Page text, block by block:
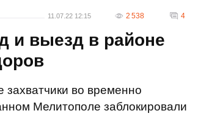
11.07.22 12:15 2 538 4
и выезд в районе
захватчики во временно
Мелитополе заблокировали